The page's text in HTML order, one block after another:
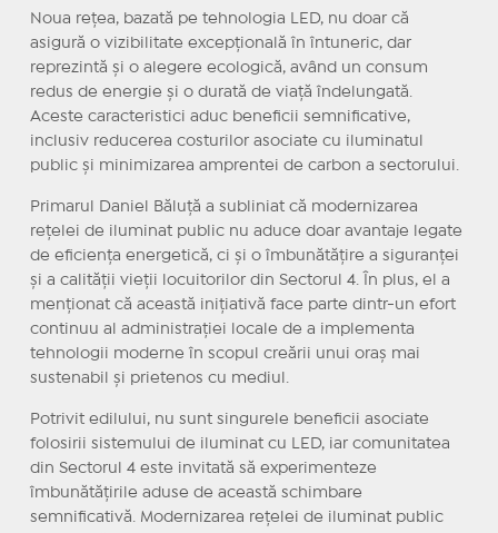
Noua rețea, bazată pe tehnologia LED, nu doar că
asigură o vizibilitate excepțională în întuneric, dar
reprezintă și o alegere ecologică, având un consum
redus de energie și o durată de viață îndelungată.
Aceste caracteristici aduc beneficii semnificative,
inclusiv reducerea costurilor asociate cu iluminatul
public și minimizarea amprentei de carbon a sectorului.
Primarul Daniel Băluță a subliniat că modernizarea
rețelei de iluminat public nu aduce doar avantaje legate
de eficiența energetică, ci și o îmbunătățire a siguranței
și a calității vieții locuitorilor din Sectorul 4. În plus, el a
menționat că această inițiativă face parte dintr-un efort
continuu al administrației locale de a implementa
tehnologii moderne în scopul creării unui oraș mai
sustenabil și prietenos cu mediul.
Potrivit edilului, nu sunt singurele beneficii asociate
folosirii sistemului de iluminat cu LED, iar comunitatea
din Sectorul 4 este invitată să experimenteze
îmbunătățirile aduse de această schimbare
semnificativă. Modernizarea rețelei de iluminat public